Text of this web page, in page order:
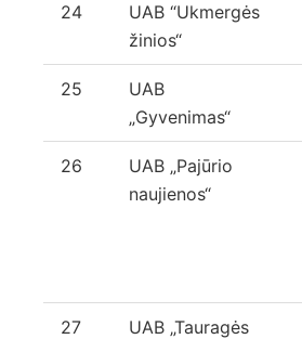
24
UAB “Ukmergės
žinios“
25
UAB
„Gyvenimas“
26
UAB „Pajūrio
naujienos“
27
UAB „Tauragės